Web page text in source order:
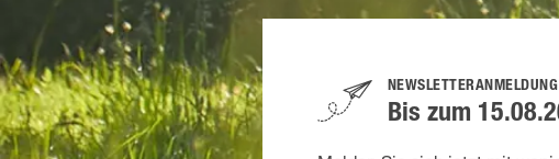
NEWSLETTERANMELDUNG
Bis zum